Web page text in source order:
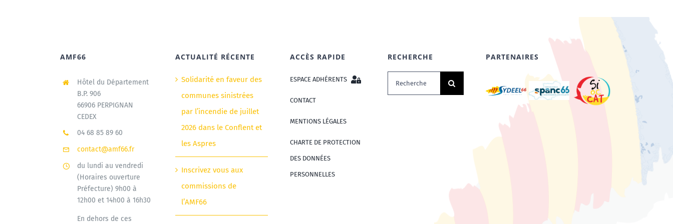
AMF66
Hôtel du Département
B.P. 906
66906 PERPIGNAN
CEDEX
04 68 85 89 60
contact@amf66.fr
du lundi au vendredi
(Horaires ouverture
Préfecture) 9h00 à
12h00 et 14h00 à 16h30
En dehors de ces
ACTUALITÉ RÉCENTE
Solidarité en faveur des
communes sinistrées
par l’incendie de juillet
2026 dans le Conflent et
les Aspres
Inscrivez vous aux
commissions de
l’AMF66
ACCÈS RAPIDE
ESPACE ADHÉRENTS
CONTACT
MENTIONS LÉGALES
CHARTE DE PROTECTION
DES DONNÉES
PERSONNELLES
RECHERCHE
Rechercher:
PARTENAIRES